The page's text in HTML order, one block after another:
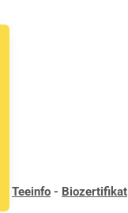
Teeinfo - Biozertifikat